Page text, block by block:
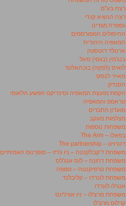
רצח בע"מ
רצח הנשיא קנדי
גספרה מגדינו
החיסולים המפורסמים
המאפיה היהודית
ארנולד רוטסטין
בנג'מין (בגסי) סיגל
לואיס (לפקה) בוכהאלטר
מאייר לנסקי
הסנדק
הקמת מועצת המאפיה וסינדיקט הפשע הלאומי
טראמפ והמאפיה
מועדון החברים
מצלמות מעקב
משפחות נוספות
בפאלו – The Arm
דטרויט – The partnership
משפחת ד'קבלקנטה – ניו ג'רזי – סופרנוס האמיתיים
משפחת דרגנה – לוס אנג'לס
משפחת טרפיקנטה – טמפה
משפחת לונרדו – קליבלנד
אנג'לו לונרדו
משפחת מרצ'לו – ניו אורלינס
קרלוס מרצ'לו